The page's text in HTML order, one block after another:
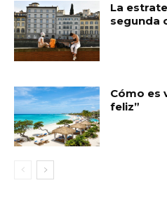
La
segunda
Cómo es
feliz”